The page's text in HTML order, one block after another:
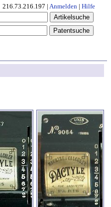
216.73.216.197 | Anmelden | Hilfe